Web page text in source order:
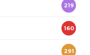
219
160
291